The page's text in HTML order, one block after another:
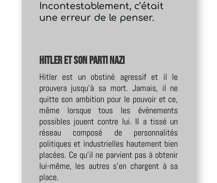
Incontestablement, c’était
une erreur de le penser.
Hitler et son Parti nazi
Hitler est un obstiné agressif et il le
prouvera jusqu’à sa mort. Jamais, il ne
quitte son ambition pour le pouvoir et ce,
même lorsque tous les évènements
possibles jouent contre lui. Il a tissé un
réseau composé de personnalités
politiques et industrielles hautement bien
placées. Ce qu’il ne parvient pas à obtenir
lui-même, les autres s’en chargent à sa
place.